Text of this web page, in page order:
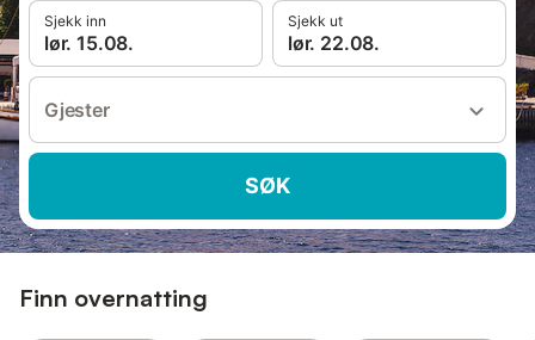
Sjekk inn
lør. 15.08.
Sjekk ut
lør. 22.08.
Gjester
SØK
Finn overnatting